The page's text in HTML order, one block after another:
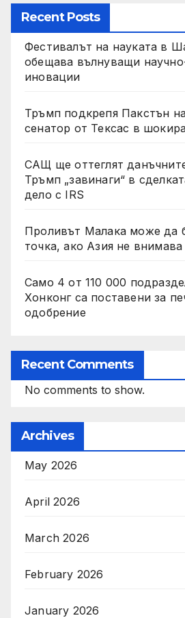
Recent Posts
Фестивалът на науката в
обещава вълнуващи
иновации
Тръмп подкрепя Пакстън
сенатор от Тексас в
САЩ ще оттеглят
Тръмп „завинаги“ в
дело с IRS
Проливът Малака може да
точка, ако Азия не внимава
Само 4 от 110 000
Хонконг са поставени за
одобрение
Recent Comments
No comments to show.
Archives
May 2026
April 2026
March 2026
February 2026
January 2026